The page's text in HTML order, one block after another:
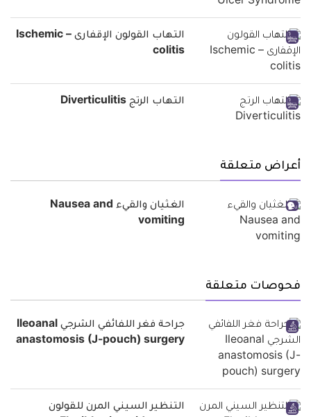
التهاب القولون الإقفارى – Ischemic
colitis
التهاب الرتج Diverticulitis
أعراض متعلقة
الغثيان والقيء Nausea and
vomiting
فحوصات متعلقة
جراحة فغر اللفائفي الشرجي Ileoanal
anastomosis (J-pouch) surgery
التنظير السيني المرن للقولون